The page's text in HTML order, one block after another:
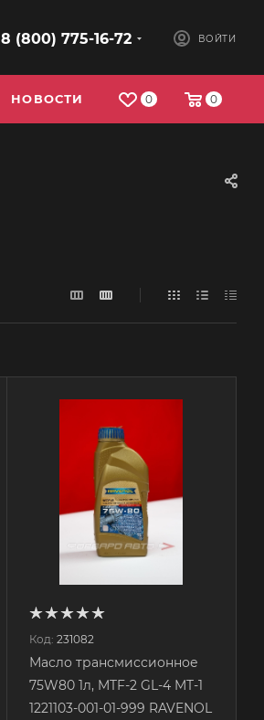
8 (800) 775-16-72 ВОЙТИ
0 0
НОВОСТИ
Код: 231082
Масло трансмиссионное
75W80 1л, MTF-2 GL-4 MT-1
1221103-001-01-999 RAVENOL